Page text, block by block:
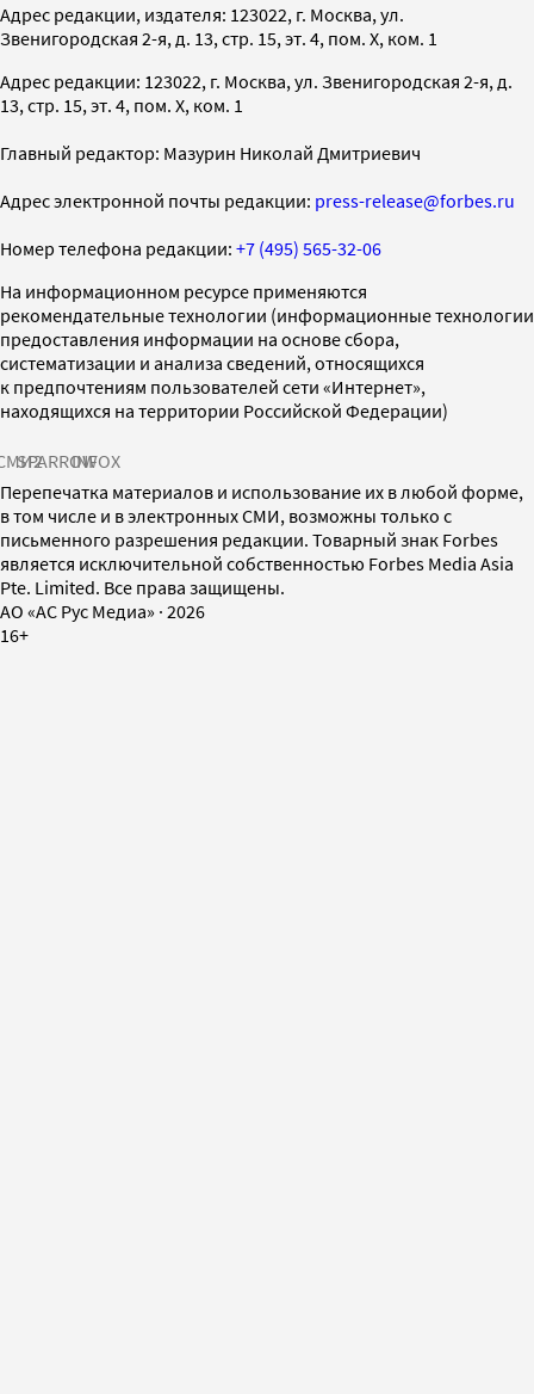
Адрес редакции, издателя: 123022, г. Москва, ул.
Звенигородская 2-я, д. 13, стр. 15, эт. 4, пом. X, ком. 1
Адрес редакции: 123022, г. Москва, ул. Звенигородская 2-я, д.
13, стр. 15, эт. 4, пом. X, ком. 1
Главный редактор: Мазурин Николай Дмитриевич
Адрес электронной почты редакции: press-release@forbes.ru
Номер телефона редакции: +7 (495) 565-32-06
На информационном ресурсе применяются
рекомендательные технологии (информационные технологии
предоставления информации на основе сбора,
систематизации и анализа сведений, относящихся
к предпочтениям пользователей сети «Интернет»,
находящихся на территории Российской Федерации)
SPARROWINFOX
Перепечатка материалов и использование их в любой форме,
в том числе и в электронных СМИ, возможны только с
письменного разрешения редакции. Товарный знак Forbes
является исключительной собственностью Forbes Media Asia
Pte. Limited. Все права защищены.
AO «АС Рус Медиа» · 2026
16+